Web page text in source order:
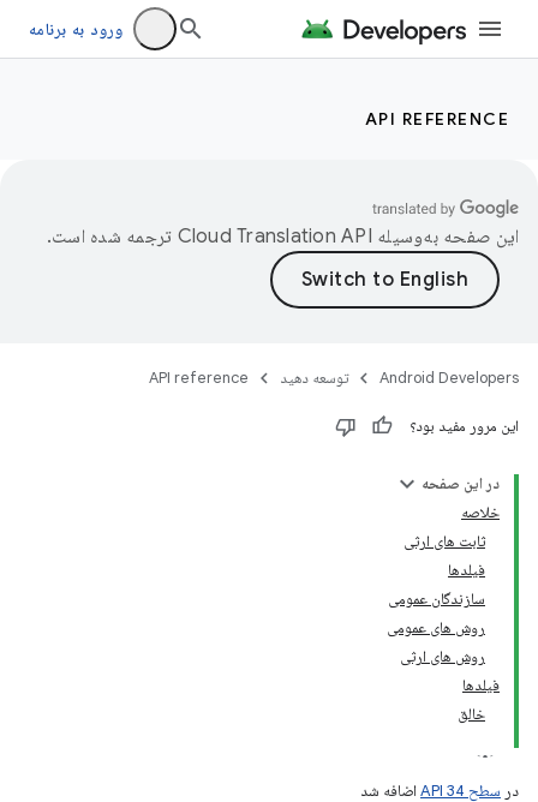
ورود به برنامه
API REFERENCE
این صفحه به‌وسیله ترجمه شده است.
Android Developers توسعه دهید API reference
این مرور مفید بود؟
در این صفحه
خلاصه
ثابت های ارثی
فیلدها
سازندگان عمومی
روش های عمومی
روش های ارثی
فیلدها
خالق
در سطح API 34
اضافه شد